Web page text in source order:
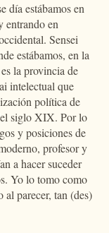
día estábamos en
entrando en
Sensei
estábamos, en la
la provincia de
intelectual que
política de
siglo XIX. Por lo
y posiciones de
profesor y
a hacer suceder
Yo lo tomo como
al parecer, tan (des)